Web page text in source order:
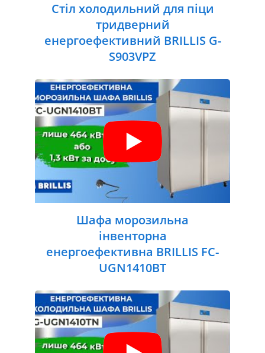
Стіл холодильний для піци
тридверний
енергоефективний BRILLIS G-
S903VPZ
Шафа морозильна
інвенторна
енергоефективна BRILLIS FC-
UGN1410BT